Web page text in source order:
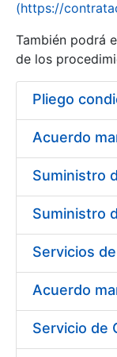
Mostrar/
(https://
También podrá
de los